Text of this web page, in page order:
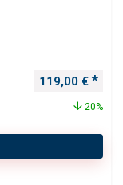
119,00 €
20%